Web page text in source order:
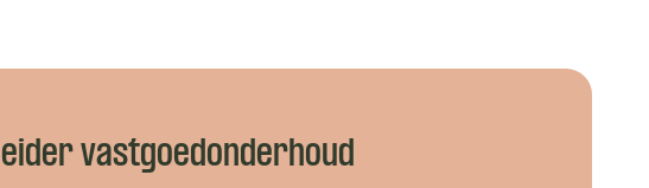
vastgoedonderhoud
op?